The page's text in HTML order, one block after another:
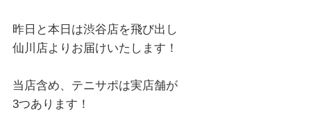
昨日と本日は渋谷店を飛び出し
仙川店よりお届けいたします！
当店含め、テニサポは実店舗が
3つあります！